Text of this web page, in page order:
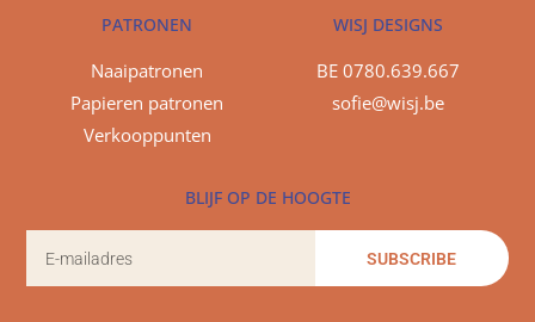
PATRONEN
Naaipatronen
Papieren patronen
Verkooppunten
WISJ DESIGNS
BE 0780.639.667
sofie@wisj.be
BLIJF OP DE HOOGTE
SUBSCRIBE